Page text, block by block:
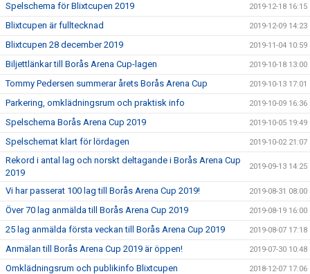
Spelschema för Blixtcupen 2019 2019-12-18 16:15
Blixtcupen är fulltecknad 2019-12-09 14:23
Blixtcupen 28 december 2019 2019-11-04 10:59
Biljettlänkar till Borås Arena Cup-lagen 2019-10-18 13:00
Tommy Pedersen summerar årets Borås Arena Cup 2019-10-13 17:01
Parkering, omklädningsrum och praktisk info 2019-10-09 16:36
Spelschema Borås Arena Cup 2019 2019-10-05 19:49
Spelschemat klart för lördagen 2019-10-02 21:07
Rekord i antal lag och norskt deltagande i Borås Arena Cup
2019
2019-09-13 14:25
Vi har passerat 100 lag till Borås Arena Cup 2019! 2019-08-31 08:00
Över 70 lag anmälda till Borås Arena Cup 2019 2019-08-19 16:00
25 lag anmälda första veckan till Borås Arena Cup 2019 2019-08-07 17:18
Anmälan till Borås Arena Cup 2019 är öppen! 2019-07-30 10:48
Omklädningsrum och publikinfo Blixtcupen 2018-12-07 17:06